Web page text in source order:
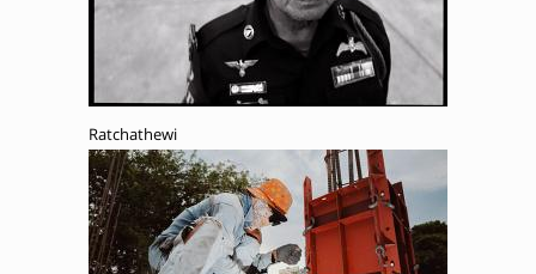
Ratchathewi